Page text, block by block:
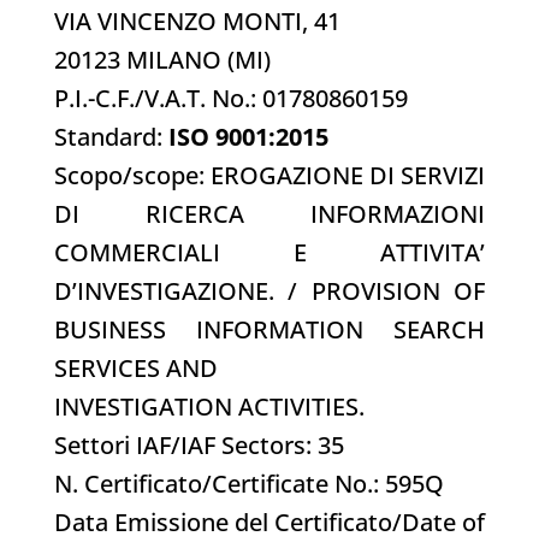
VIA VINCENZO MONTI, 41
20123 MILANO (MI)
P.I.-C.F./V.A.T. No.: 01780860159
Standard: ISO 9001:2015
Scopo/scope: EROGAZIONE DI SERVIZI
DI RICERCA INFORMAZIONI
COMMERCIALI E ATTIVITA’
D’INVESTIGAZIONE. / PROVISION OF
BUSINESS INFORMATION SEARCH
SERVICES AND
INVESTIGATION ACTIVITIES.
Settori IAF/IAF Sectors: 35
N. Certificato/Certificate No.: 595Q
Data Emissione del Certificato/Date of